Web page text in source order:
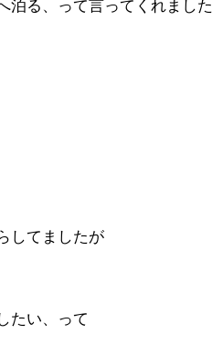
泊る、って言ってくれました
してましたが
たい、って